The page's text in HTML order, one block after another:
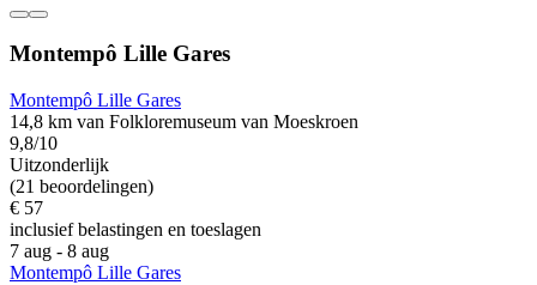
Montempô Lille Gares
Montempô Lille Gares
14,8 km van Folkloremuseum van Moeskroen
9,8/10
Uitzonderlijk
(21 beoordelingen)
€ 57
inclusief belastingen en toeslagen
7 aug - 8 aug
Montempô Lille Gares